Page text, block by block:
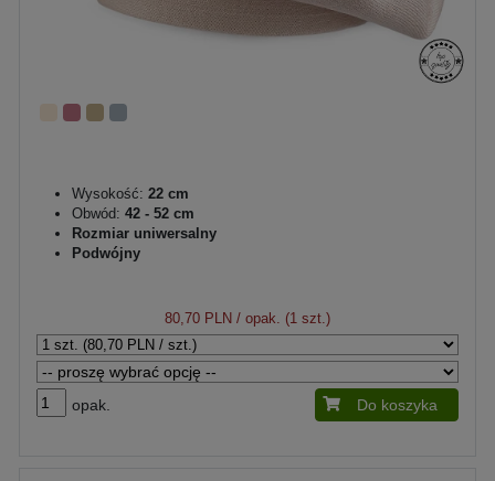
Wysokość: 22 cm
Obwód: 42 - 52 cm
Rozmiar uniwersalny
Podwójny
80,70 PLN / opak. (1 szt.)
opak. Do koszyka